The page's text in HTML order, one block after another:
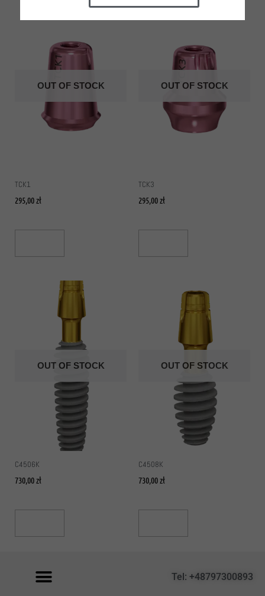
OUT OF STOCK
TCK1
295,00zł
OUT OF STOCK
TCK3
295,00zł
OUT OF STOCK
C4506K
730,00zł
OUT OF STOCK
C4508K
730,00zł
Tel: +48797300893